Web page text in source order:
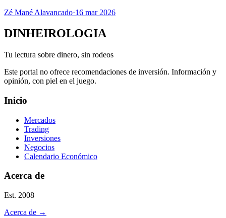
Zé Mané Alavancado·16 mar 2026
DINHEIROLOGIA
Tu lectura sobre dinero, sin rodeos
Este portal no ofrece recomendaciones de inversión. Información y
opinión, con piel en el juego.
Inicio
Mercados
Trading
Inversiones
Negocios
Calendario Económico
Acerca de
Est. 2008
Acerca de →